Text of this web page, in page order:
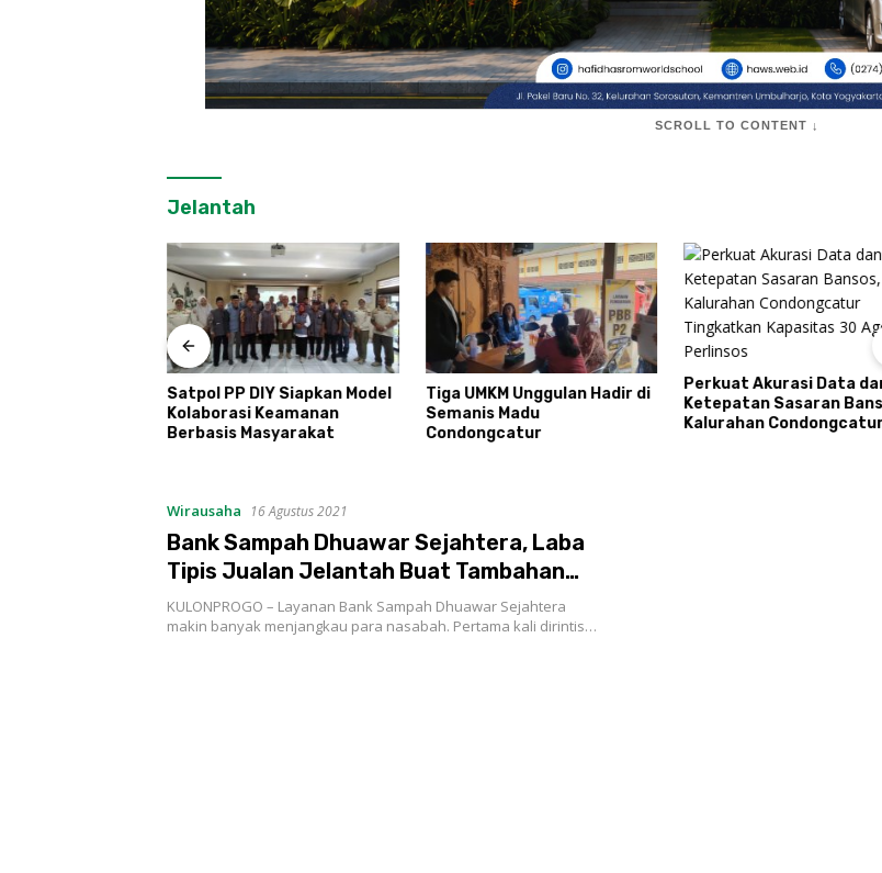
SCROLL TO CONTENT ↓
Jelantah
Satpol PP DIY Siapkan Model
Kolaborasi Keamanan
Berbasis Masyarakat
Tiga UMKM Unggulan Hadir di
Semanis Madu
Condongcatur
Perkuat Akurasi Data
Ketepatan Sasaran
Kalurahan
Wirausaha 16 Agustus 2021
Bank Sampah Dhuawar Sejahtera, Laba
Tipis Jualan Jelantah Buat Tambahan
Bayar Listrik
KULONPROGO – Layanan Bank Sampah Dhuawar Sejahtera
makin banyak menjangkau para nasabah. Pertama kali dirintis…